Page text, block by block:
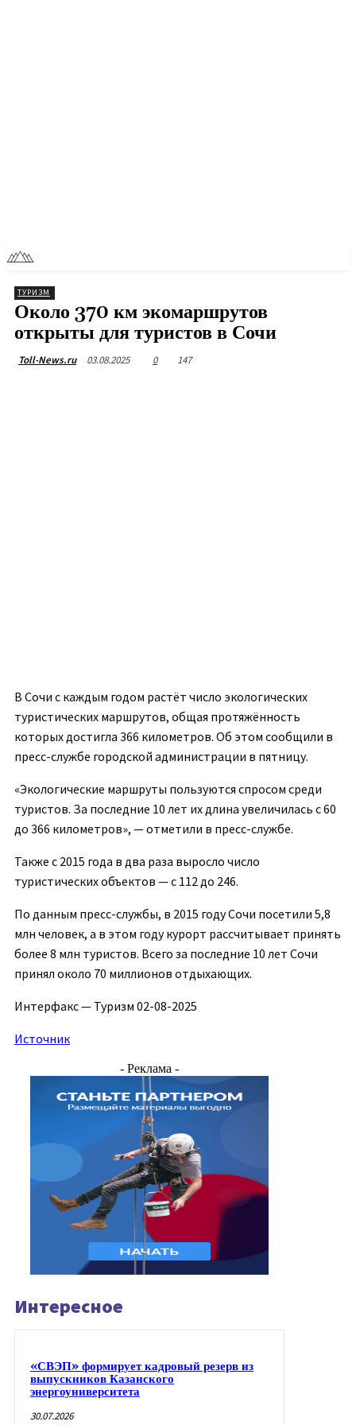
ТУРИЗМ
Около 370 км экомаршрутов
открыты для туристов в Сочи
Toll-News.ru 03.08.2025 0 147
В Сочи с каждым годом растёт число экологических
туристических маршрутов, общая протяжённость
которых достигла 366 километров. Об этом сообщили в
пресс-службе городской администрации в пятницу.
«Экологические маршруты пользуются спросом среди
туристов. За последние 10 лет их длина увеличилась с 60
до 366 километров», — отметили в пресс-службе.
Также с 2015 года в два раза выросло число
туристических объектов — с 112 до 246.
По данным пресс-службы, в 2015 году Сочи посетили 5,8
млн человек, а в этом году курорт рассчитывает принять
более 8 млн туристов. Всего за последние 10 лет Сочи
принял около 70 миллионов отдыхающих.
Интерфакс — Туризм 02-08-2025
Источник
- Реклама -
Интересное
«СВЭП» формирует кадровый резерв из
выпускников Казанского
энергоуниверситета
30.07.2026